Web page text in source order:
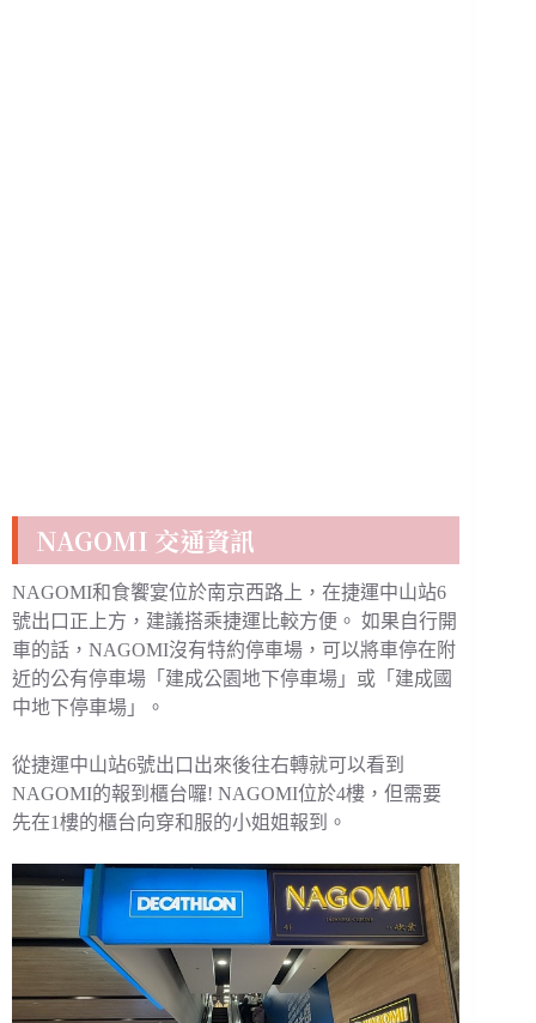
NAGOMI 交通資訊
NAGOMI和食饗宴位於南京西路上，在捷運中山站6
號出口正上方，建議搭乘捷運比較方便。 如果自行開
車的話，NAGOMI沒有特約停車場，可以將車停在附
近的公有停車場「建成公園地下停車場」或「建成國
中地下停車場」。
從捷運中山站6號出口出來後往右轉就可以看到
NAGOMI的報到櫃台囉! NAGOMI位於4樓，但需要
先在1樓的櫃台向穿和服的小姐姐報到。